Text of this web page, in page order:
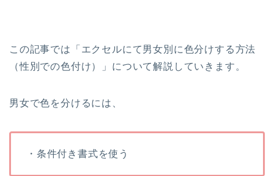
この記事では「エクセルにて男女別に色分けする方法
（性別での色付け）」について解説していきます。
男女で色を分けるには、
・条件付き書式を使う